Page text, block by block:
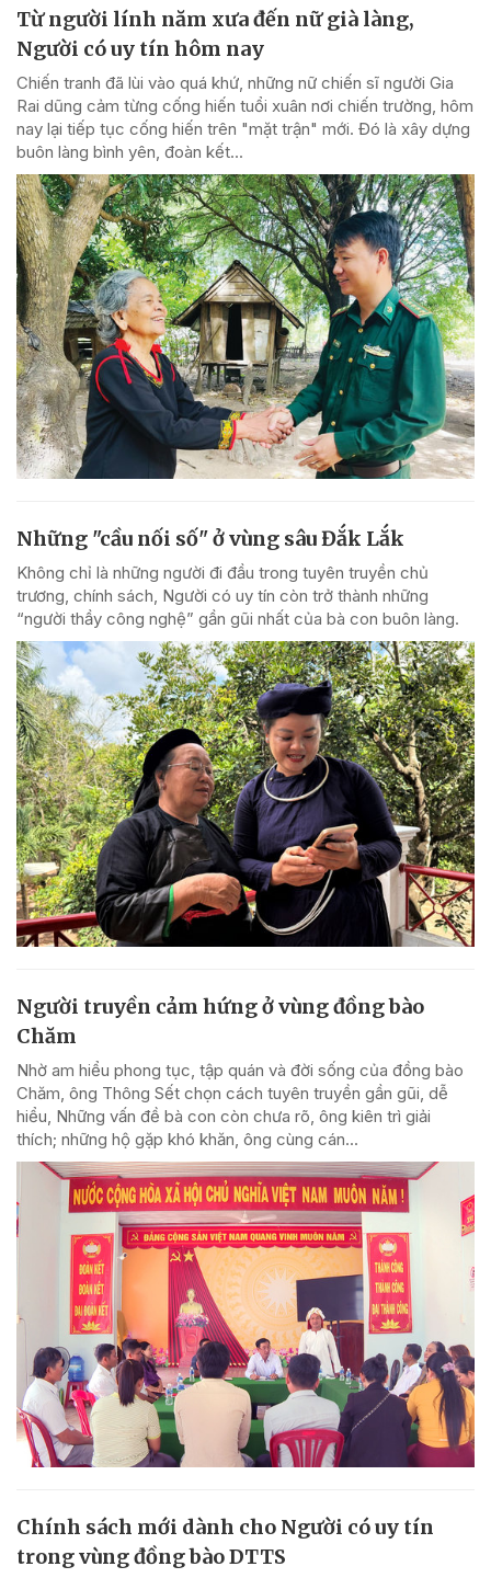
Từ người lính năm xưa đến nữ già làng,
Người có uy tín hôm nay
Chiến tranh đã lùi vào quá khứ, những nữ chiến sĩ người Gia
Rai dũng cảm từng cống hiến tuổi xuân nơi chiến trường, hôm
nay lại tiếp tục cống hiến trên "mặt trận" mới. Đó là xây dựng
buôn làng bình yên, đoàn kết...
Những "cầu nối số" ở vùng sâu Đắk Lắk
Không chỉ là những người đi đầu trong tuyên truyền chủ
trương, chính sách, Người có uy tín còn trở thành những
“người thầy công nghệ” gần gũi nhất của bà con buôn làng.
Người truyền cảm hứng ở vùng đồng bào
Chăm
Nhờ am hiểu phong tục, tập quán và đời sống của đồng bào
Chăm, ông Thông Sết chọn cách tuyên truyền gần gũi, dễ
hiểu, Những vấn đề bà con còn chưa rõ, ông kiên trì giải
thích; những hộ gặp khó khăn, ông cùng cán...
Chính sách mới dành cho Người có uy tín
trong vùng đồng bào DTTS